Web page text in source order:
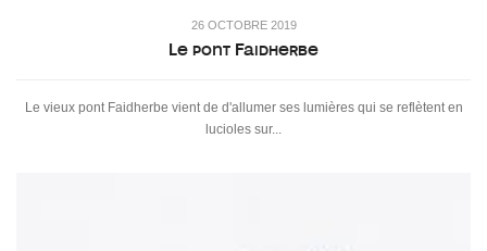
26 OCTOBRE 2019
Le pont Faidherbe
Le vieux pont Faidherbe vient de d'allumer ses lumières qui se reflètent en
lucioles sur...